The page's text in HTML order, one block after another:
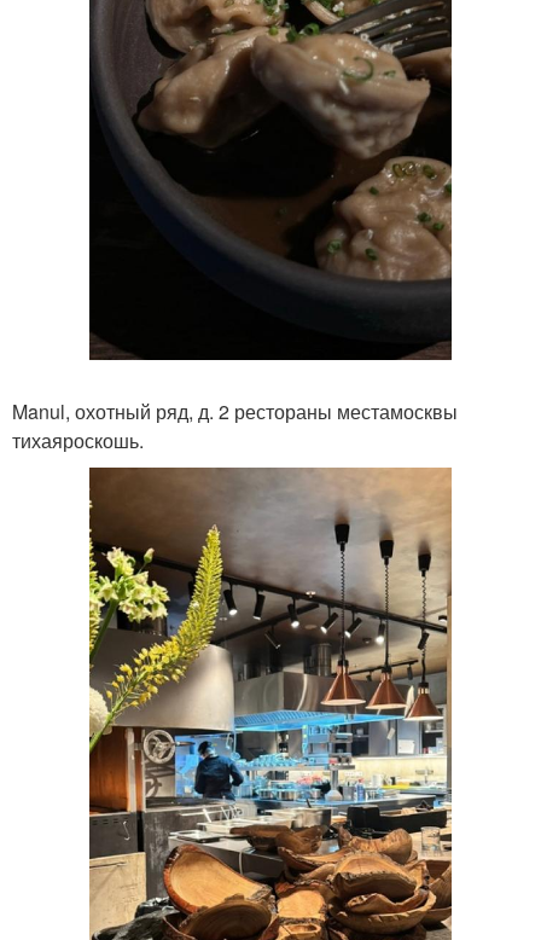
Manul, охотный ряд, д. 2 рестораны местамосквы
тихаяроскошь.